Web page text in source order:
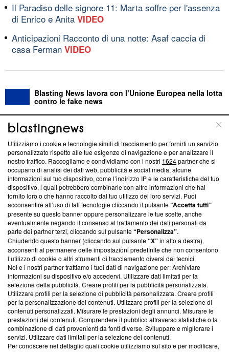
Il Paradiso delle signore 11: Marta soffre per l'assenza
di Enrico e Anita VIDEO
Anticipazioni Racconto di una notte: Asaf caccia di
casa Ferman VIDEO
Blasting News lavora con l’Unione Europea nella lotta
contro le fake news
ABOUT LINEA EDITORIALE
Questa sezione offre informazioni trasparenti su Blasting
News, sui nostri processi editoriali e su come ci impegniamo a
creare news di qualità. Inoltre, afferma la nostra aderenza a
‘Trust Project - News with Integrity’Blasting News non è
ancora membro del programma, ma ha richiesto di farne
parte; Trust Project non ha ancora effettuato una verifica di
conformità agli standard.
Su di noi
Team editoriale
Corporate
Redazione
Informativa Privacy
Cookie Policy
Blasting SA, IDI CHE-247.845.224, Via Carlo Frasca, 3 - 6900
Utilizziamo i cookie e tecnologie simili di tracciamento per fornirti un servizio
personalizzato rispetto alle tue esigenze di navigazione e per analizzare il
nostro traffico. Raccogliamo e condividiamo con i nostri 1624partner che si
occupano di analisi dei dati web, pubblicità e social media, alcune
informazioni sul tuo dispositivo, come l’indirizzo IP e le caratteristiche del tuo
dispositivo, i quali potrebbero combinarle con altre informazioni che hai
fornito loro o che hanno raccolto dal tuo utilizzo dei loro servizi. Puoi
acconsentire all’uso di tali tecnologie cliccando il pulsante“Accetta tutti”
presente su questo banner oppure personalizzare le tue scelte, anche
eventualmente negando il consenso al trattamento dei dati personali da
parte dei partner terzi, cliccando sul pulsante“Personalizza”.
Chiudendo questo banner (cliccando sul pulsante“X”in alto a destra),
acconsenti al permanere delle impostazioni predefinite che non consentono
l’utilizzo di cookie o altri strumenti di tracciamento diversi dai tecnici.
Noi e i nostri partner trattiamo i tuoi dati di navigazione per: Archiviare
informazioni su dispositivo e/o accedervi. Utilizzare dati limitati per la
selezione della pubblicità. Creare profili per la pubblicità personalizzata.
Utilizzare profili per la selezione di pubblicità personalizzata. Creare profili
per la personalizzazione dei contenuti. Utilizzare profili per la selezione di
contenuti personalizzati. Misurare le prestazioni degli annunci. Misurare le
prestazioni dei contenuti. Comprendere il pubblico attraverso statistiche o la
combinazione di dati provenienti da fonti diverse. Sviluppare e migliorare i
servizi. Utilizzare dati limitati per la selezione dei contenuti.
Per conoscere nel dettaglio quali cookie utilizziamo sul sito e per modificare,